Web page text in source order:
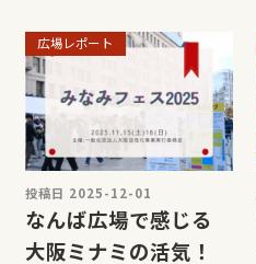
広場レポート
投稿日 2025-12-01
なんば広場で感じる
大阪ミナミの活気！